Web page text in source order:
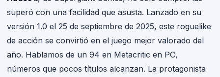
superó con una facilidad que asusta. Lanzado en su
versión 1.0 el 25 de septiembre de 2025, este roguelike
de acción se convirtió en el juego mejor valorado del
año. Hablamos de un 94 en Metacritic en PC,
números que pocos títulos alcanzan. La protagonista